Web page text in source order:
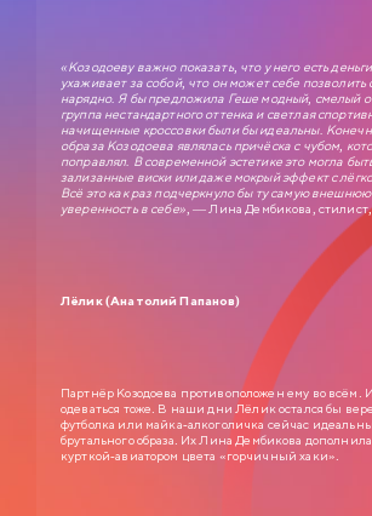
«Козодоеву важно показать, что у него есть
ухаживает за собой, что он может себе позволить
нарядно. Я бы предложила Геше модный, смелый
группа нестандартного оттенка и светлая
начищенные кроссовки были бы идеальны.
образа Козодоева являлась причёска с чубом,
поправлял. В современной эстетике это могла
зализанные виски или даже мокрый эффект с
Всё это как раз подчеркнуло бы ту самую
уверенность в себе» , — Лина Дембикова,
Лёлик (Анатолий Папанов)
Партнёр Козодоева противоположен ему во всём.
одеваться тоже. В наши дни Лёлик остался бы
футболка или майка-алкоголичка сейчас
брутального образа. Их Лина Дембикова
курткой-авиатором цвета «горчичный хаки».
СЛУЖЕБНЫЙ РОМАН
0+ 1977
ЗОЛОТАЯ КОЛЛЕКЦИЯ
Анатолий Ефремович Новосельцев, рядовой служащий
статистического управления, — человек робкий и
неплохо бы получить вакантное место зав. отделом, но
подступиться к этому делу. Старый приятель
приударить за Людмилой Прокопьевной Калугиной, —